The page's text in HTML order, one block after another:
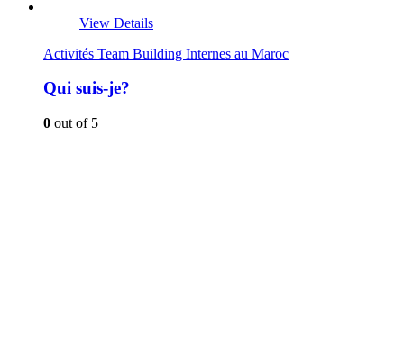
View Details
Activités Team Building Internes au Maroc
Qui suis-je?
0 out of 5